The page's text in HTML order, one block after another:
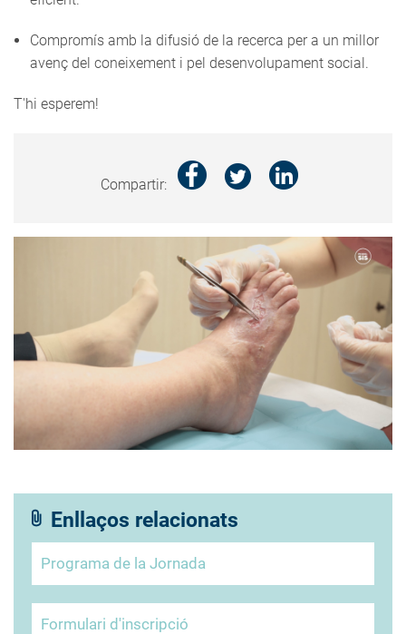
Compromís amb la difusió de la recerca per a un millor
avenç del coneixement i pel desenvolupament social.
T'hi esperem!
Compartir:
Enllaços relacionats
Programa de la Jornada
Formulari d'inscripció